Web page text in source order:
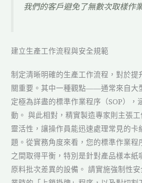
我們的客戶避免了無數次取樣作
建立生產工作流程與安全規範
制定清晰明確的生產工作流程，對於提
關重要。其中一種觀點——通常來自
定極為詳盡的標準作業程序（SOP），
動。 與此相對，精實製造專家則主張
靈活性，讓操作員能迅速處理常見的卡
題。從實務角度來看，您的標準作業程
之間取得平衡，特別是針對產品樣本紙
原料批次差異的設備。 請實施強制性